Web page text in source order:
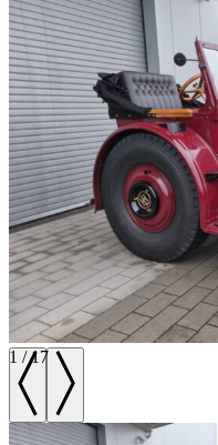
1 /17